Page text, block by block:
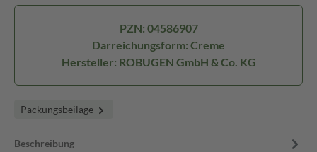
PZN: 04586907
Darreichungsform: Creme
Hersteller: ROBUGEN GmbH & Co. KG
Packungsbeilage
Beschreibung